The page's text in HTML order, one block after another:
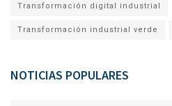
Transformación digital industrial
Transformación industrial verde
NOTICIAS POPULARES